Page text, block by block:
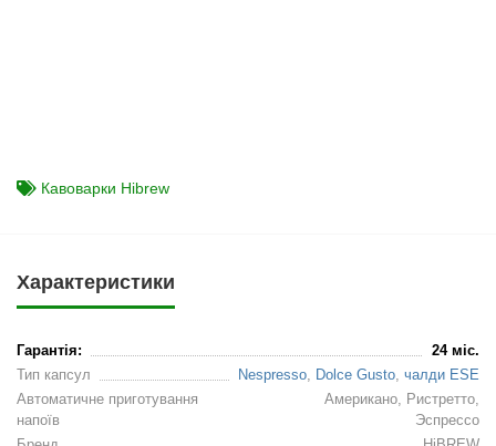
Кавоварки Hibrew
Характеристики
Гарантія:
24 міс.
Тип капсул
Nespresso, Dolce Gusto, чалди ESE
Автоматичне приготування
напоїв
Американо, Ристретто,
Эспрессо